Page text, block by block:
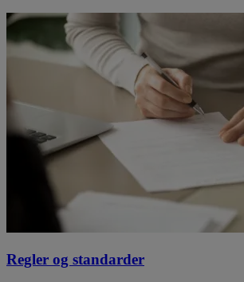
Regler og standarder